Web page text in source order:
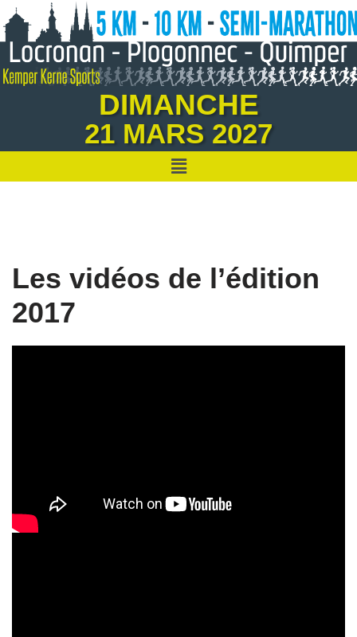
Aller
au
contenu
DIMANCHE
21 MARS 2027
Les vidéos de l’édition
2017